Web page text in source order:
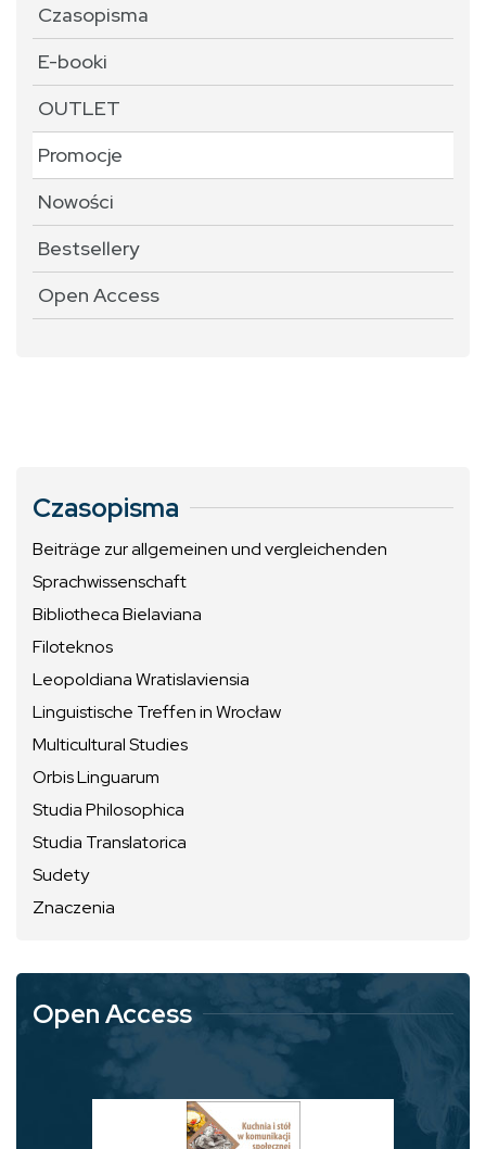
Czasopisma
E-booki
OUTLET
Promocje
Nowości
Bestsellery
Open Access
Czasopisma
Beiträge zur allgemeinen und vergleichenden
Sprachwissenschaft
Bibliotheca Bielaviana
Filoteknos
Leopoldiana Wratislaviensia
Linguistische Treffen in Wrocław
Multicultural Studies
Orbis Linguarum
Studia Philosophica
Studia Translatorica
Sudety
Znaczenia
Open Access